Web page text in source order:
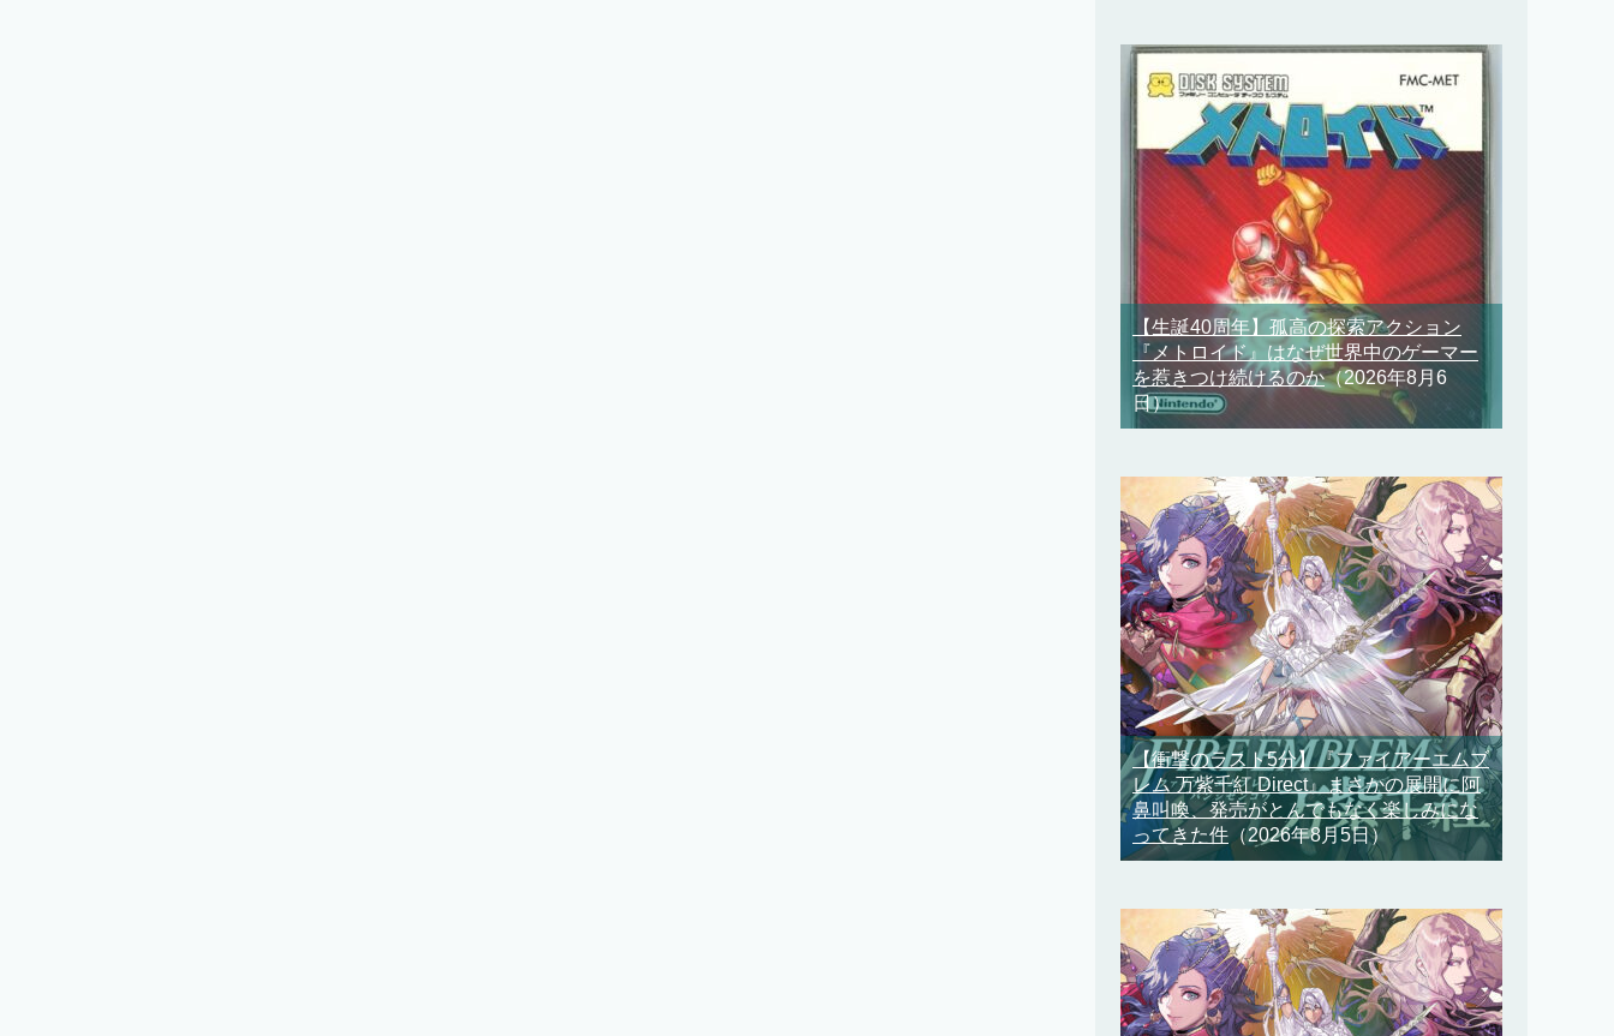
【生誕40周年】孤高の探索アクション
『メトロイド』はなぜ世界中のゲーマー
を惹きつけ続けるのか（2026年8月6
日）
【衝撃のラスト5分】『ファイアーエムブ
レム 万紫千紅 Direct』まさかの展開に阿
鼻叫喚、発売がとんでもなく楽しみにな
ってきた件 （2026年8月5日）